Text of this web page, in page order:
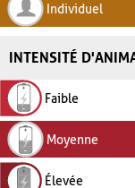
Individuel
INTENSITÉ
Faible
Moyenne
Élevée